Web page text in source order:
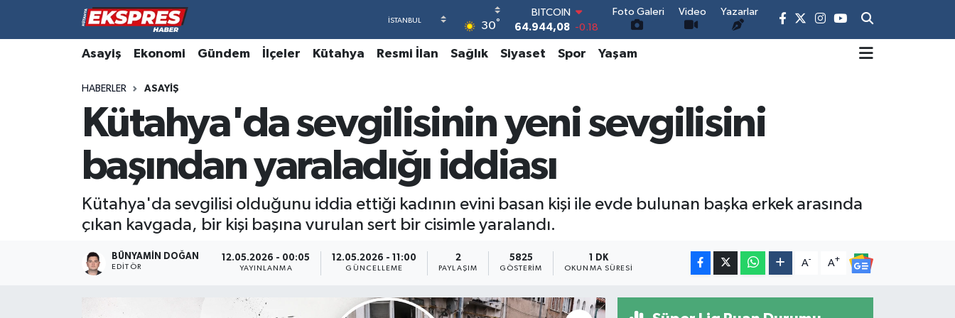
30°
DOLAR
47,7436
0.18
EURO
55,2510 0.32
6660.55
0.03
BİST100
BITCOIN
64.944,08
Foto Galeri Video Yazarlar
Asayiş Ekonomi Gündem İlçeler Kütahya Resmi İlan Sağlık Siyaset Spor Yaşam
HABERLER ASAYIŞ
Kütahya'da sevgilisinin yeni sevgilisini
başından yaraladığı iddiası
Kütahya'da sevgilisi olduğunu iddia ettiği kadının evini basan kişi ile evde bulunan başka erkek arasında
çıkan kavgada, bir kişi başına vurulan sert bir cisimle yaralandı.
BÜNYAMIN DOĞAN
EDITÖR
12.05.2026 - 00:05
YAYINLANMA
12.05.2026 - 11:00
GÜNCELLEME
2
PAYLAŞIM
5825
GÖSTERIM
1 DK
OKUNMA SÜRESI
A- A+
Altıntaş
Aslanapa
Biyografiler
Çavdarhisar
Domaniç
Hava Durumu
Trafik Durumu
Süper Lig Puan Durumu ve Fikstür
Tüm Manşetler
Son Dakika Haberleri
Haber Arşivi